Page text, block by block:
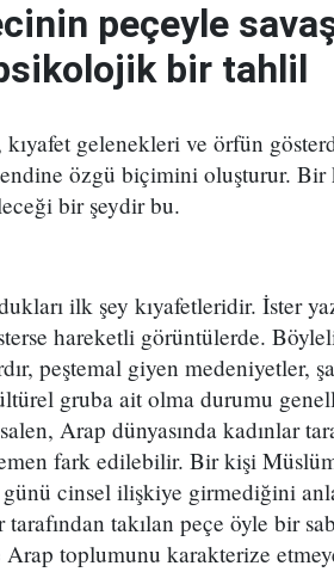
peçeyle
bir tahlil
kıyafet gelenekleri ve örfün
özgü biçimini oluşturur.
bir şeydir bu.
ilk şey kıyafetleridir. İster
hareketli görüntülerde.
peştemal giyen medeniyetler,
gruba ait olma durumu
Arap dünyasında kadınlar
fark edilebilir. Bir kişi
cinsel ilişkiye girmediğini
takılan peçe öyle bir
toplumunu karakterize